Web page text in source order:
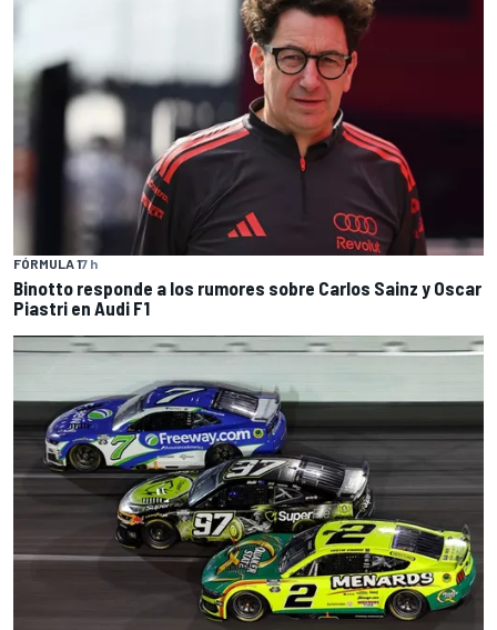
FÓRMULA 17 h
Binotto responde a los rumores sobre Carlos Sainz y Oscar
Piastri en Audi F1